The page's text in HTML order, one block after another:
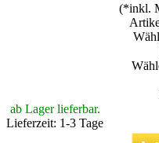
(*inkl.
ab Lager lieferbar.
Lieferzeit: 1-3 Tage